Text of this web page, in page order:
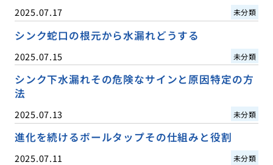
2025.07.17 未分類
シンク蛇口の根元から水漏れどうする
2025.07.15 未分類
シンク下水漏れその危険なサインと原因特定の方
法
2025.07.13 未分類
進化を続けるボールタップその仕組みと役割
2025.07.11 未分類